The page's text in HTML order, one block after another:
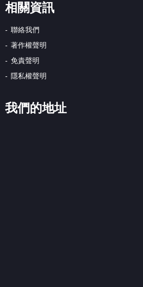
相關資訊
聯絡我們
著作權聲明
免責聲明
隱私權聲明
我們的地址